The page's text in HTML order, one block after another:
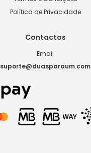
Política de Privacidade
Contactos
Email
suporte@duasparaum.com